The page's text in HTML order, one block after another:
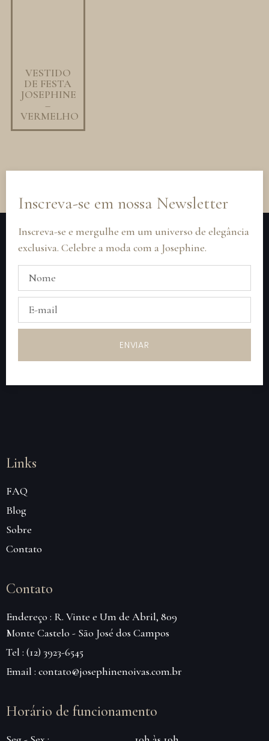
VESTIDO
DE FESTA
JOSEPHINE
–
VERMELHO
Inscreva-se em nossa Newsletter
Inscreva-se e mergulhe em um universo de elegância
exclusiva. Celebre a moda com a Josephine.
ENVIAR
Links
FAQ
Blog
Sobre
Contato
Contato
Endereço : R. Vinte e Um de Abril, 809
Monte Castelo - São José dos Campos
Tel : (12) 3923-6545
Email : contato@josephinenoivas.com.br
Horário de funcionamento